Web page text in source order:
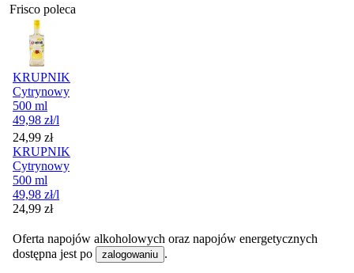
Frisco poleca
KRUPNIK
Cytrynowy
500 ml
49,98 zł/l
Cena
24,99 zł
KRUPNIK
Cytrynowy
500 ml
49,98 zł/l
Cena
24,99 zł
Oferta napojów alkoholowych oraz napojów energetycznych
dostępna jest po
zalogowaniu .